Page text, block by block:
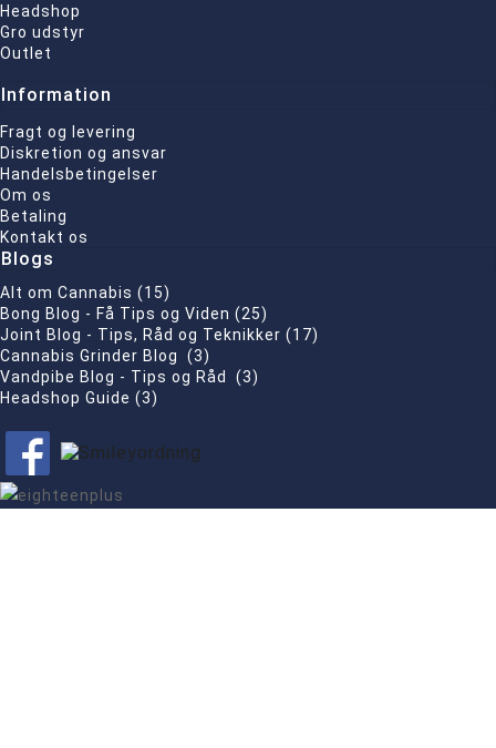
Headshop
Gro udstyr
Outlet
Information
Fragt og levering
Diskretion og ansvar
Handelsbetingelser
Om os
Betaling
Kontakt os
Blogs
Alt om Cannabis (15)
Bong Blog - Få Tips og Viden (25)
Joint Blog - Tips, Råd og Teknikker (17)
Cannabis Grinder Blog (3)
Vandpibe Blog - Tips og Råd (3)
Headshop Guide (3)